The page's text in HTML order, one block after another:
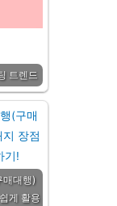
트렌드
매대행)
게 활용